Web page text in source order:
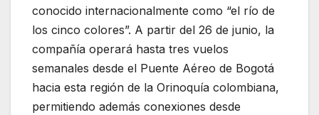
conocido internacionalmente como “el río de
los cinco colores”. A partir del 26 de junio, la
compañía operará hasta tres vuelos
semanales desde el Puente Aéreo de Bogotá
hacia esta región de la Orinoquía colombiana,
permitiendo además conexiones desde